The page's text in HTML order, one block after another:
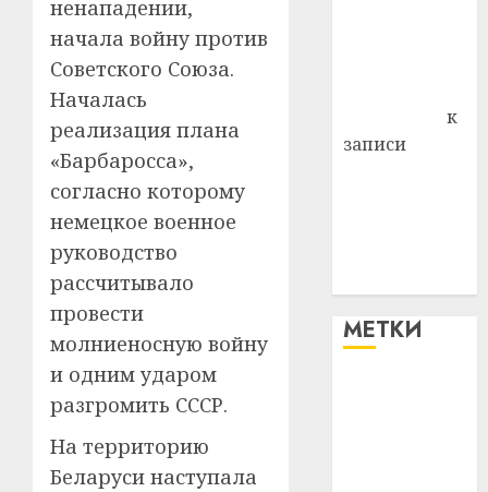
ненападении,
начала войну против
Советского Союза.
Началась
реализация плана
«Барбаросса»,
согласно которому
немецкое военное
руководство
рассчитывало
провести
молниеносную войну
и одним ударом
разгромить СССР.
На территорию
Беларуси наступала
к
записи
МЕТКИ